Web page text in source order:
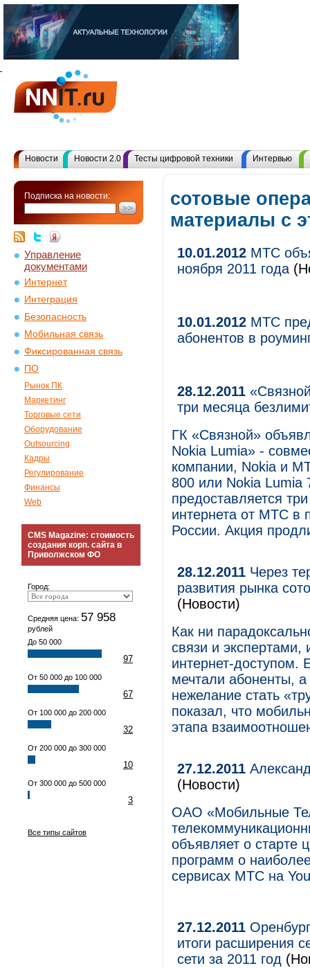
Новости Новости 2.0 Тесты цифровой техники Интервью
Подписка на новости:
Управление
документами
Интернет
Интеграция
Безопасность
Мобильная связь
Фиксированная связь
ПО
Рынок ПК
Маркетинг
Торговые сети
Оборудование
Outsourcing
Кадры
Регулирование
Финансы
Web
CMS Magazine: стоимость
создания корп. сайта в
Приволжском ФО
Город:
Средняя цена: 57 958
рублей
До 50 000
97
От 50 000 до 100 000
67
От 100 000 до 200 000
32
От 200 000 до 300 000
10
От 300 000 до 500 000
3
Все типы сайтов
сотовые
материалы с
10.01.2012 МТС
ноября 2011 года
10.01.2012 МТС
абонентов в
28.12.2011
три месяца
ГК «Связной»
Nokia Lumia» -
компании, Nokia и
800 или Nokia Lumia
предоставляется
интернета от МТС в
России. Акция
28.12.2011 Через
развития рынка
(Новости)
Как ни
связи и экспертами,
интернет-доступом.
мечтали абоненты,
нежелание стать
показал, что
этапа
27.12.2011
(Новости)
ОАО «Мобильные
объявляет о старте
программ о
сервисах МТС на
27.12.2011
итоги расширения
сети за 2011 год